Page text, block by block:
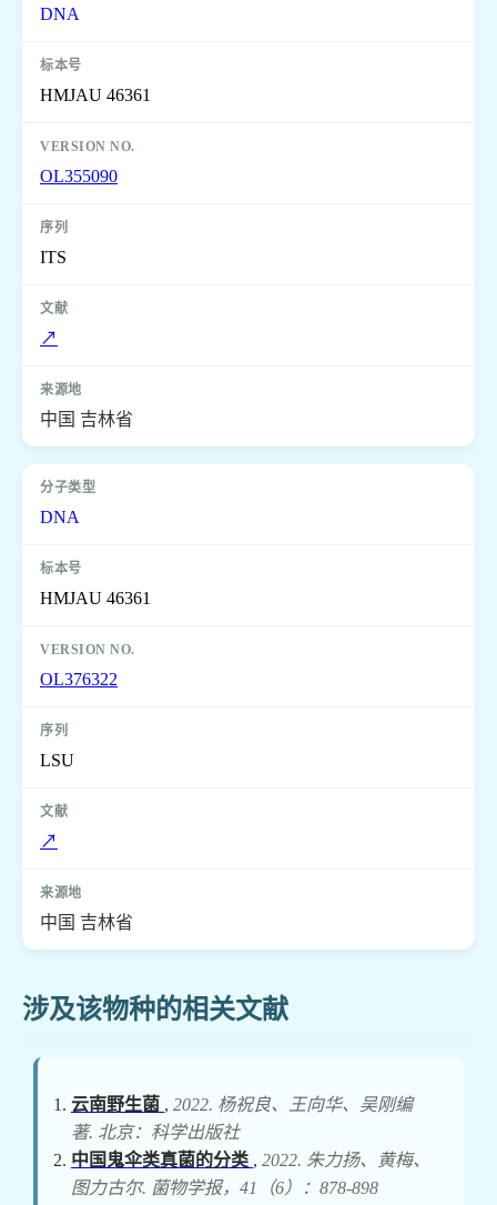
DNA
HMJAU 46361
OL355090
ITS
↗
中国 吉林省
DNA
HMJAU 46361
OL376322
LSU
↗
中国 吉林省
涉及该物种的相关文献
云南野生菌 , 2022. 杨祝良、王向华、吴刚编
著. 北京：科学出版社
中国鬼伞类真菌的分类 , 2022. 朱力扬、黄梅、
图力古尔. 菌物学报，41（6）：878-898